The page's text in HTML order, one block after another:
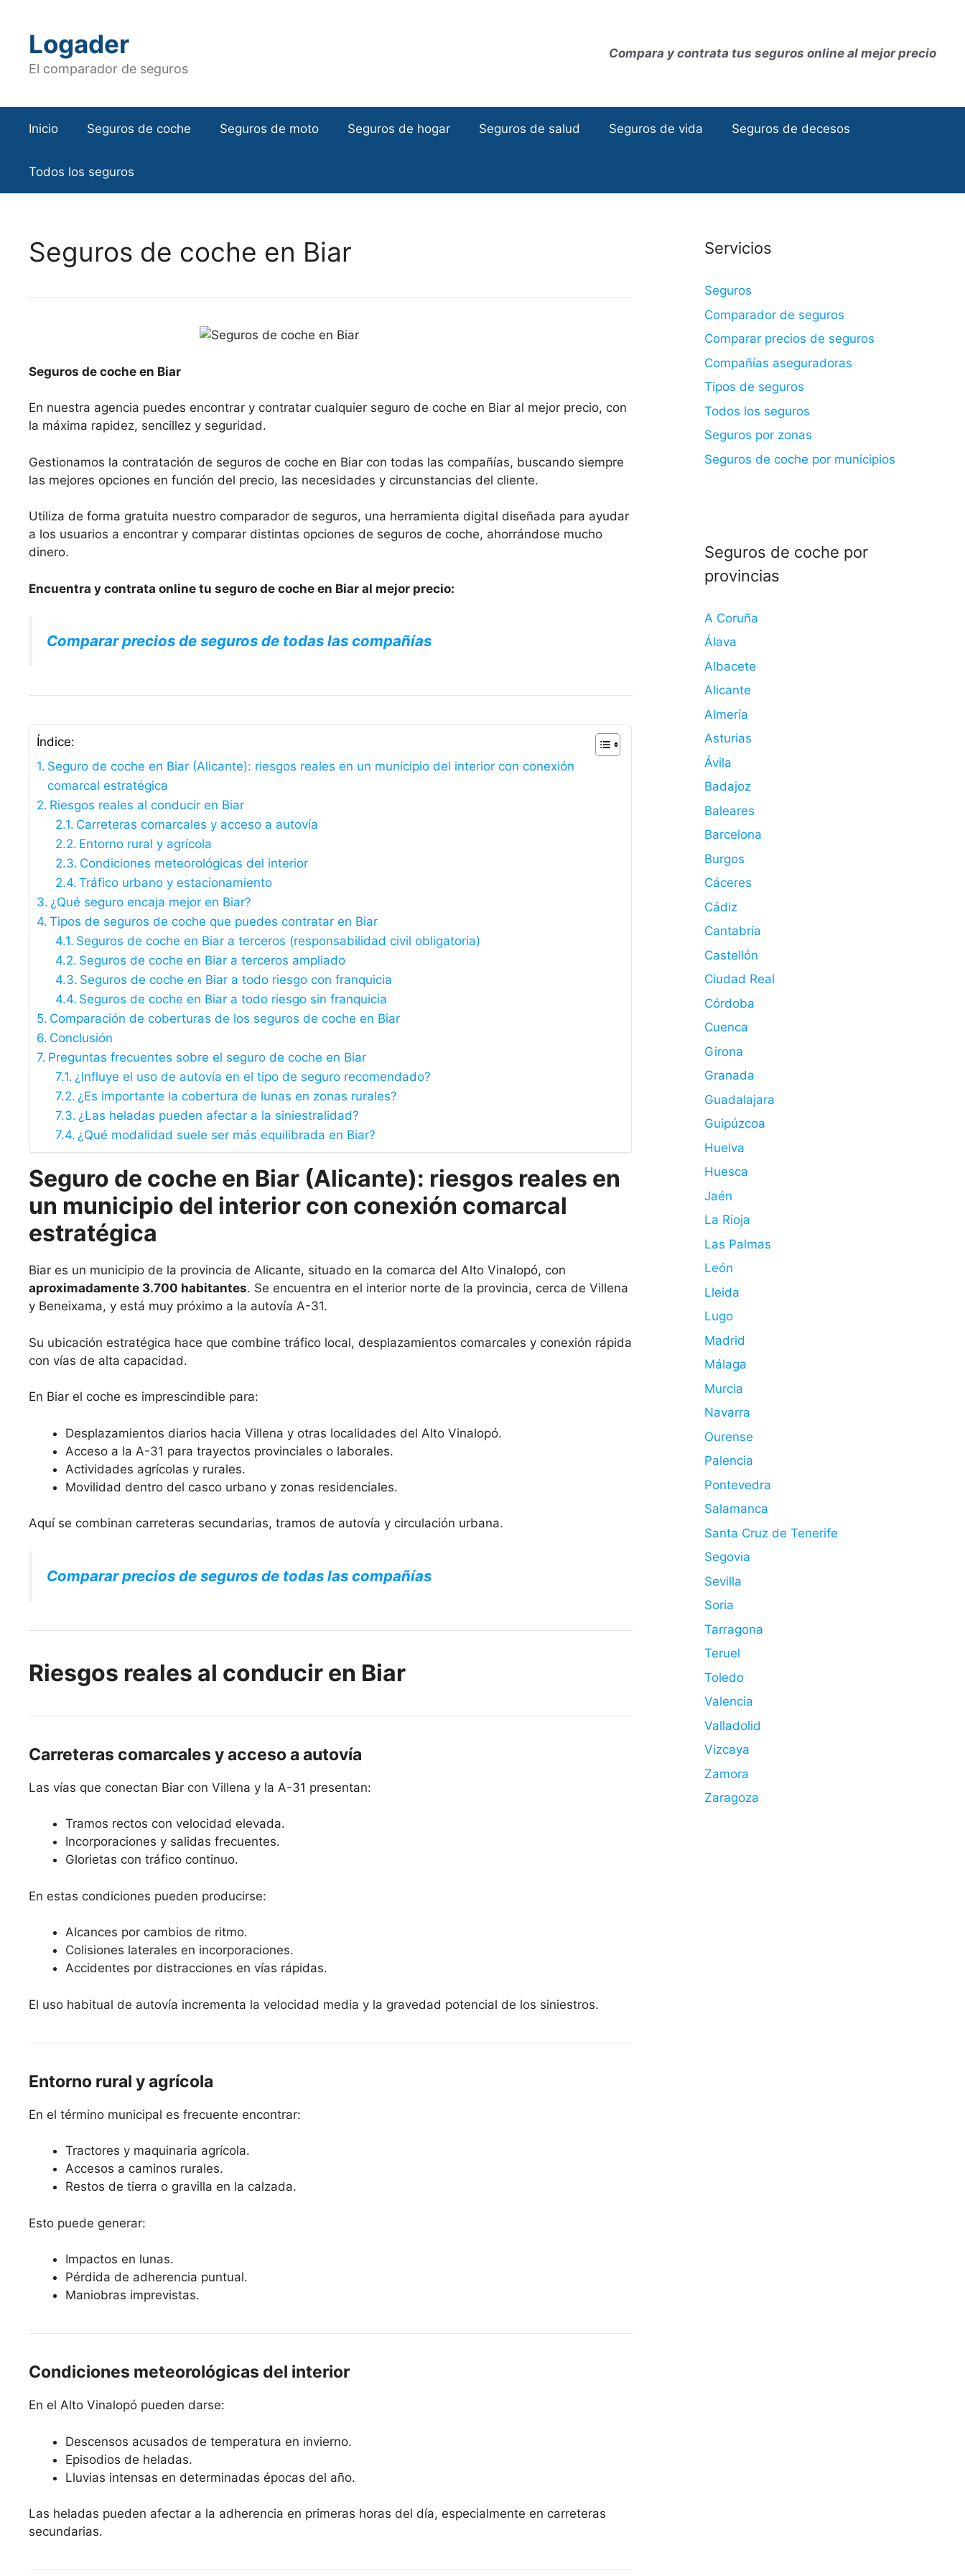
contenidoLogader
El comparador de seguros
Compara y contrata tus seguros online al mejor precio
Inicio Seguros de coche Seguros de moto Seguros de hogar Seguros de salud Seguros de vida Seguros de decesos
Todos los seguros
Seguros de coche en Biar
Seguros de coche en Biar
En nuestra agencia puedes encontrar y contratar cualquier seguro de coche en Biar al mejor precio, con
la máxima rapidez, sencillez y seguridad.
Gestionamos la contratación de seguros de coche en Biar con todas las compañías, buscando siempre
las mejores opciones en función del precio, las necesidades y circunstancias del cliente.
Utiliza de forma gratuita nuestro comparador de seguros, una herramienta digital diseñada para ayudar
a los usuarios a encontrar y comparar distintas opciones de seguros de coche, ahorrándose mucho
dinero.
Encuentra y contrata online tu seguro de coche en Biar al mejor precio:
Comparar precios de seguros de todas las compañías
Índice:
Seguro de coche en Biar (Alicante): riesgos reales en un municipio del interior con conexión
comarcal estratégica
Riesgos reales al conducir en Biar
Carreteras comarcales y acceso a autovía
Entorno rural y agrícola
Condiciones meteorológicas del interior
Tráfico urbano y estacionamiento
¿Qué seguro encaja mejor en Biar?
Tipos de seguros de coche que puedes contratar en Biar
Seguros de coche en Biar a terceros (responsabilidad civil obligatoria)
Seguros de coche en Biar a terceros ampliado
Seguros de coche en Biar a todo riesgo con franquicia
Seguros de coche en Biar a todo riesgo sin franquicia
Comparación de coberturas de los seguros de coche en Biar
Conclusión
Preguntas frecuentes sobre el seguro de coche en Biar
¿Influye el uso de autovía en el tipo de seguro recomendado?
¿Es importante la cobertura de lunas en zonas rurales?
¿Las heladas pueden afectar a la siniestralidad?
¿Qué modalidad suele ser más equilibrada en Biar?
Seguro de coche en Biar (Alicante): riesgos reales en
un municipio del interior con conexión comarcal
estratégica
Biar es un municipio de la provincia de Alicante, situado en la comarca del Alto Vinalopó, con
aproximadamente 3.700 habitantes. Se encuentra en el interior norte de la provincia, cerca de Villena
y Beneixama, y está muy próximo a la autovía A-31.
Su ubicación estratégica hace que combine tráfico local, desplazamientos comarcales y conexión rápida
con vías de alta capacidad.
En Biar el coche es imprescindible para:
Desplazamientos diarios hacia Villena y otras localidades del Alto Vinalopó.
Acceso a la A-31 para trayectos provinciales o laborales.
Actividades agrícolas y rurales.
Movilidad dentro del casco urbano y zonas residenciales.
Aquí se combinan carreteras secundarias, tramos de autovía y circulación urbana.
Comparar precios de seguros de todas las compañías
Riesgos reales al conducir en Biar
Carreteras comarcales y acceso a autovía
Las vías que conectan Biar con Villena y la A-31 presentan:
Tramos rectos con velocidad elevada.
Incorporaciones y salidas frecuentes.
Glorietas con tráfico continuo.
En estas condiciones pueden producirse:
Alcances por cambios de ritmo.
Colisiones laterales en incorporaciones.
Accidentes por distracciones en vías rápidas.
El uso habitual de autovía incrementa la velocidad media y la gravedad potencial de los siniestros.
Entorno rural y agrícola
En el término municipal es frecuente encontrar:
Tractores y maquinaria agrícola.
Accesos a caminos rurales.
Restos de tierra o gravilla en la calzada.
Esto puede generar:
Impactos en lunas.
Pérdida de adherencia puntual.
Maniobras imprevistas.
Condiciones meteorológicas del interior
En el Alto Vinalopó pueden darse:
Descensos acusados de temperatura en invierno.
Episodios de heladas.
Lluvias intensas en determinadas épocas del año.
Las heladas pueden afectar a la adherencia en primeras horas del día, especialmente en carreteras
secundarias.
Servicios
Seguros
Comparador de seguros
Comparar precios de seguros
Compañías aseguradoras
Tipos de seguros
Todos los seguros
Seguros por zonas
Seguros de coche por municipios
Seguros de coche por
provincias
A Coruña
Álava
Albacete
Alicante
Almería
Asturias
Ávila
Badajoz
Baleares
Barcelona
Burgos
Cáceres
Cádiz
Cantabria
Castellón
Ciudad Real
Córdoba
Cuenca
Girona
Granada
Guadalajara
Guipúzcoa
Huelva
Huesca
Jaén
La Rioja
Las Palmas
León
Lleida
Lugo
Madrid
Málaga
Murcia
Navarra
Ourense
Palencia
Pontevedra
Salamanca
Santa Cruz de Tenerife
Segovia
Sevilla
Soria
Tarragona
Teruel
Toledo
Valencia
Valladolid
Vizcaya
Zamora
Zaragoza